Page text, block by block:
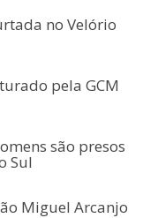
no Velório
pela GCM
são presos
Sul
Miguel Arcanjo